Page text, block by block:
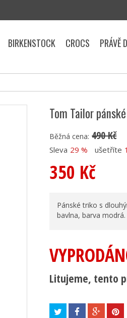
Tom Tailor
Běžná cena: 490 Kč
Sleva 29 % ušetříte
350 Kč
Pánské triko s
bavlna, barva modrá.
Litujeme, tento
BIRKENSTOCK CROCS PRÁVĚ